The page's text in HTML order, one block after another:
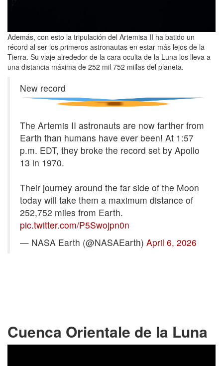
Además, con esto la tripulación del Artemisa II ha batido un
récord al ser los primeros astronautas en estar más lejos de la
Tierra. Su viaje alrededor de la cara oculta de la Luna los lleva a
una distancia máxima de 252 mil 752 millas del planeta.
New record
The Artemis II astronauts are now farther from
Earth than humans have ever been! At 1:57
p.m. EDT, they broke the record set by Apollo
13 in 1970.
Their journey around the far side of the Moon
today will take them a maximum distance of
252,752 miles from Earth.
pic.twitter.com/P5Swojpn0n
— NASA Earth (@NASAEarth) April 6, 2026
Cuenca Orientale de la Luna